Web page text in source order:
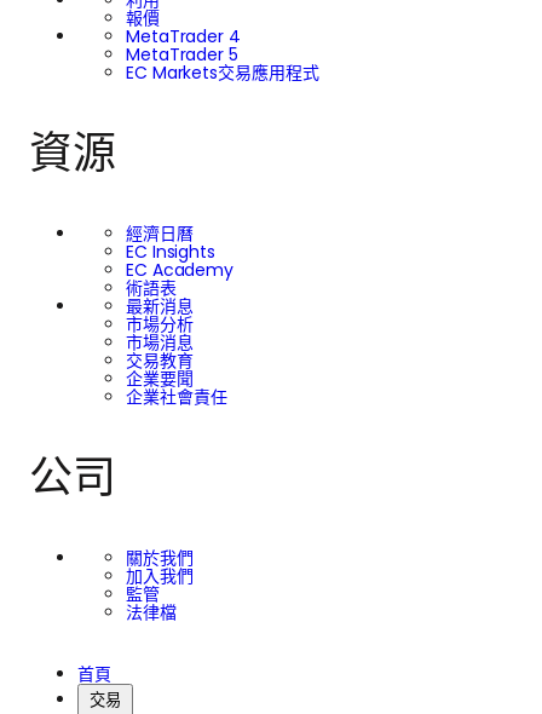
報價
MetaTrader 4
MetaTrader 5
EC Markets交易應用程式
資源
經濟日曆
EC Insights
EC Academy
術語表
最新消息
市場分析
市場消息
交易教育
企業要聞
企業社會責任
公司
關於我們
加入我們
監管
法律檔
首頁
交易